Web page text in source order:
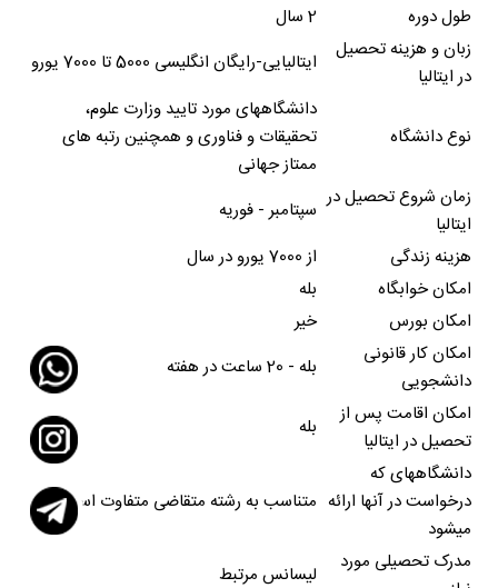
2 سال
طول دوره
ایتالیایی-رایگان انگلیسی 5000 تا 7000 یورو
زبان و هزینه تحصیل
در ایتالیا
دانشگاههای مورد تایید وزارت علوم،
تحقیقات و فناوری و همچنین رتبه های
ممتاز جهانی
نوع دانشگاه
سپتامبر - فوریه زمان شروع تحصیل در
ایتالیا
از 7000 یورو در سال
هزینه زندگی
بله
امکان خوابگاه
خیر
امکان بورس
بله - 20 ساعت در هفته
امکان کار قانونی
دانشجویی
بله
امکان اقامت پس از
تحصیل در ایتالیا
متناسب به رشته متقاضی متفاوت است
دانشگاههای که
درخواست در آنها ارائه
میشود
لیسانس مرتبط
مدرک تحصیلی مورد